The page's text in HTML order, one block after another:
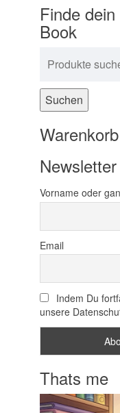
Finde
Book
Suchen
Warenkorb
Newsletter
Vorname oder
Email
Indem Du
unsere
Thats me